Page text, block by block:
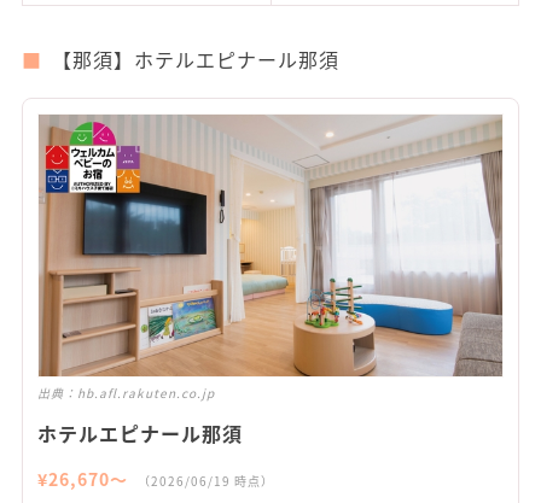
【那須】ホテルエピナール那須
出典： hb.afl.rakuten.co.jp
ホテルエピナール那須
¥26,670〜 （2026/06/19 時点）